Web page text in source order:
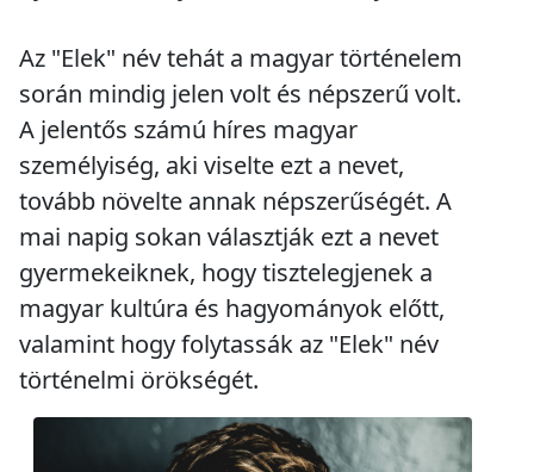
Az "Elek" név tehát a magyar történelem
során mindig jelen volt és népszerű volt.
A jelentős számú híres magyar
személyiség, aki viselte ezt a nevet,
tovább növelte annak népszerűségét. A
mai napig sokan választják ezt a nevet
gyermekeiknek, hogy tisztelegjenek a
magyar kultúra és hagyományok előtt,
valamint hogy folytassák az "Elek" név
történelmi örökségét.